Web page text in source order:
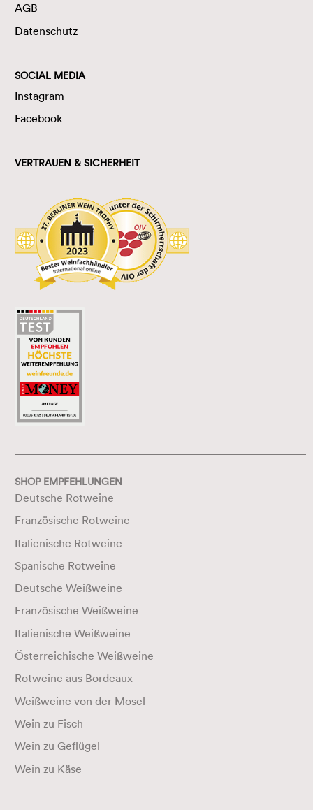
AGB
Datenschutz
SOCIAL MEDIA
Instagram
Facebook
VERTRAUEN & SICHERHEIT
SHOP EMPFEHLUNGEN
Deutsche Rotweine
Französische Rotweine
Italienische Rotweine
Spanische Rotweine
Deutsche Weißweine
Französische Weißweine
Italienische Weißweine
Österreichische Weißweine
Rotweine aus Bordeaux
Weißweine von der Mosel
Wein zu Fisch
Wein zu Geflügel
Wein zu Käse